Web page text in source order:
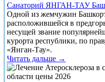
Санаторий ЯНГАН-ТАУ
Одной из жемчужин
расположившейся в
несущей звание
курорта республики, по
«Янган-Тау».
Читать дальше →